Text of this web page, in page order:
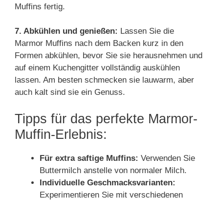
Muffins fertig.
7. Abkühlen und genießen: Lassen Sie die
Marmor Muffins nach dem Backen kurz in den
Formen abkühlen, bevor Sie sie herausnehmen und
auf einem Kuchengitter vollständig auskühlen
lassen. Am besten schmecken sie lauwarm, aber
auch kalt sind sie ein Genuss.
Tipps für das perfekte Marmor-
Muffin-Erlebnis:
Für extra saftige Muffins: Verwenden Sie
Buttermilch anstelle von normaler Milch.
Individuelle Geschmacksvarianten:
Experimentieren Sie mit verschiedenen